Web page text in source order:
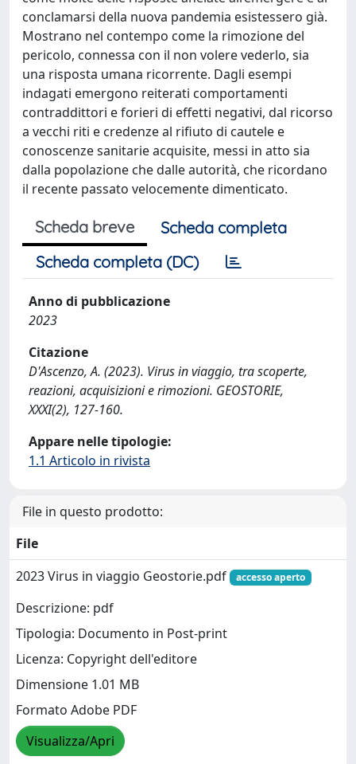
conclamarsi della nuova pandemia esistessero già.
Mostrano nel contempo come la rimozione del
pericolo, connessa con il non volere vederlo, sia
una risposta umana ricorrente. Dagli esempi
indagati emergono reiterati comportamenti
contraddittori e forieri di effetti negativi, dal ricorso
a vecchi riti e credenze al rifiuto di cautele e
conoscenze sanitarie acquisite, messi in atto sia
dalla popolazione che dalle autorità, che ricordano
il recente passato velocemente dimenticato.
Scheda breve
Scheda completa
Scheda completa (DC)
Anno di pubblicazione
2023
Citazione
D'Ascenzo, A. (2023). Virus in viaggio, tra scoperte,
reazioni, acquisizioni e rimozioni. GEOSTORIE,
XXXI(2), 127-160.
Appare nelle tipologie:
1.1 Articolo in rivista
File in questo prodotto:
File
2023 Virus in viaggio Geostorie.pdf
accesso aperto
Descrizione: pdf
Tipologia: Documento in Post-print
Licenza: Copyright dell'editore
Dimensione 1.01 MB
Formato Adobe PDF
Visualizza/Apri